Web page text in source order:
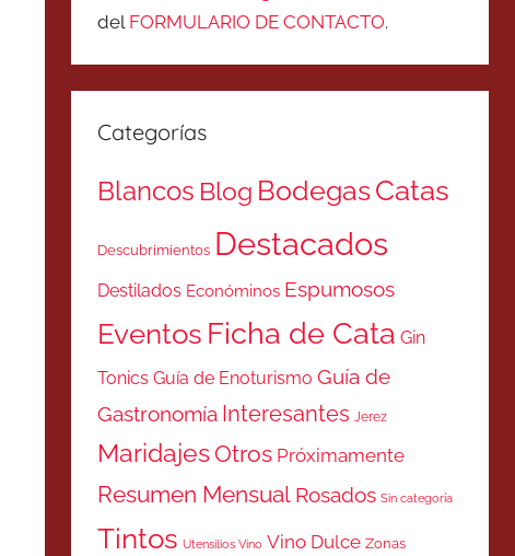
del FORMULARIO DE CONTACTO.
Categorías
Blancos Blog BodegasCatas
Descubrimientos Destacados
Destilados Económinos Espumosos
Eventos Ficha de Cata Gin
Tonics Guía de Enoturismo Guía de
Gastronomía Interesantes Jerez
MaridajesOtros Próximamente
Resumen Mensual Rosados Sin categoría
Tintos Utensilios Vino Vino Dulce Zonas